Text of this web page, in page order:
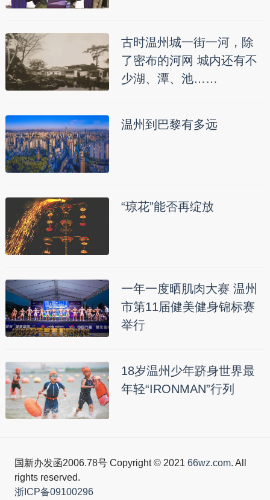
古时温州城一街一河，除
了密布的河网 城内还有不
少湖、潭、池……
温州到巴黎有多远
“琼花”能否再绽放
一年一度晒肌肉大赛 温州
市第11届健美健身锦标赛
举行
18岁温州少年跻身世界最
年轻“IRONMAN”行列
国新办发函2006.78号 Copyright © 2021 66wz.com. All
rights reserved.
浙ICP备09100296